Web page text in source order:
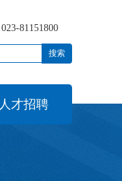
023-81151800
搜索
人才招聘